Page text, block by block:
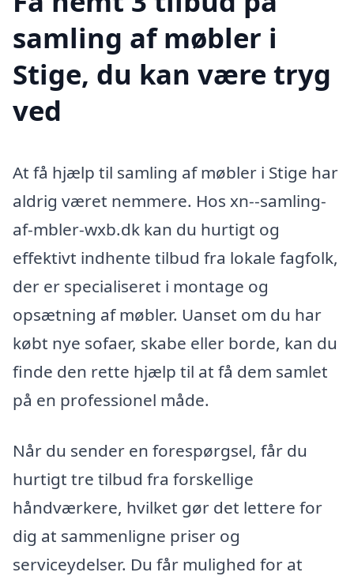
samling af møbler i
Stige, du kan være tryg
ved
At få hjælp til samling af møbler i Stige har
aldrig været nemmere. Hos xn--samling-
af-mbler-wxb.dk kan du hurtigt og
effektivt indhente tilbud fra lokale fagfolk,
der er specialiseret i montage og
opsætning af møbler. Uanset om du har
købt nye sofaer, skabe eller borde, kan du
finde den rette hjælp til at få dem samlet
på en professionel måde.
Når du sender en forespørgsel, får du
hurtigt tre tilbud fra forskellige
håndværkere, hvilket gør det lettere for
dig at sammenligne priser og
serviceydelser. Du får mulighed for at